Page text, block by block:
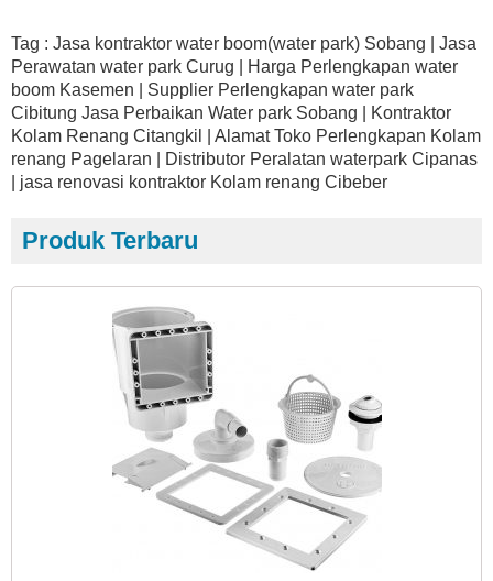
Tag : Jasa kontraktor water boom(water park) Sobang | Jasa
Perawatan water park Curug | Harga Perlengkapan water
boom Kasemen | Supplier Perlengkapan water park
Cibitung Jasa Perbaikan Water park Sobang | Kontraktor
Kolam Renang Citangkil | Alamat Toko Perlengkapan Kolam
renang Pagelaran | Distributor Peralatan waterpark Cipanas
| jasa renovasi kontraktor Kolam renang Cibeber
Produk Terbaru